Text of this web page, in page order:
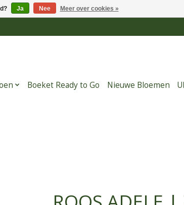
Boeket Ready to Go Nieuwe Bloemen
Ja Nee Meer over cookies »